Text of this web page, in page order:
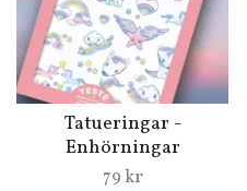
Tatueringar -
Enhörningar
79 kr